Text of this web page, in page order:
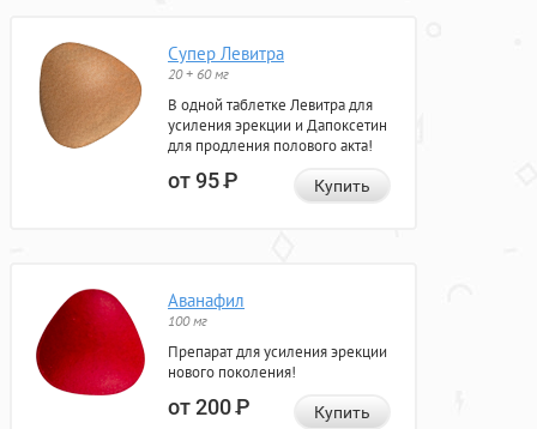
Супер Левитра
20 + 60 мг
В одной таблетке Левитра для
усиления эрекции и Дапоксетин
для продления полового акта!
от 95Р Купить
Аванафил
100 мг
Препарат для усиления эрекции
нового поколения!
от 200Р Купить